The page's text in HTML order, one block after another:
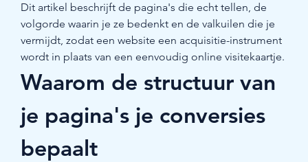
Dit artikel beschrijft de pagina's die echt tellen, de
volgorde waarin je ze bedenkt en de valkuilen die je
vermijdt, zodat een website een acquisitie-instrument
wordt in plaats van een eenvoudig online visitekaartje.
Waarom de structuur van
je pagina's je conversies
bepaalt